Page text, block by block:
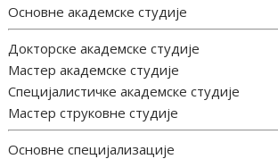
Основне академске студије
Докторске академске студије
Мастер академске студије
Специјалистичке академске студије
Мастер струковне студије
Основне специјализације